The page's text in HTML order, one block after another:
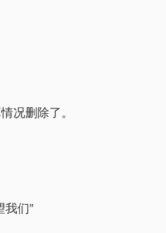
况删除了。
们”